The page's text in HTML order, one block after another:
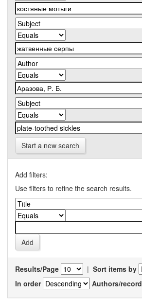
Start a new search
Add filters:
Use filters to refine the search results.
Results/Page | Sort items by
In order
Authors/record